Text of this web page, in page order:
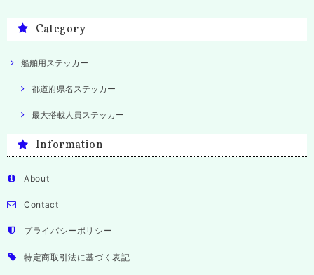
Category
船舶用ステッカー
都道府県名ステッカー
最大搭載人員ステッカー
Information
About
Contact
プライバシーポリシー
特定商取引法に基づく表記